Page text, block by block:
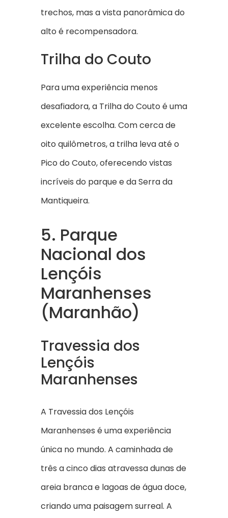
trechos, mas a vista panorâmica do
alto é recompensadora.
Trilha do Couto
Para uma experiência menos
desafiadora, a Trilha do Couto é uma
excelente escolha. Com cerca de
oito quilômetros, a trilha leva até o
Pico do Couto, oferecendo vistas
incríveis do parque e da Serra da
Mantiqueira.
5. Parque
Nacional dos
Lençóis
Maranhenses
(Maranhão)
Travessia dos
Lençóis
Maranhenses
A Travessia dos Lençóis
Maranhenses é uma experiência
única no mundo. A caminhada de
três a cinco dias atravessa dunas de
areia branca e lagoas de água doce,
criando uma paisagem surreal. A